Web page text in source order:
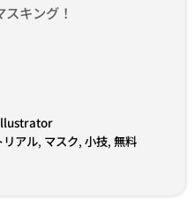
キング！
リアル, マスク, 小技, 無料